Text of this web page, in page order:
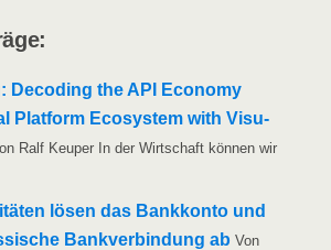
Deco­ding the API Eco­no­my
Plat­form Eco­sys­tem with Visu­
Ralf Keu­per In der Wirt­schaft kön­nen wir
lösen das Bank­kon­to und
Bank­ver­bin­dung ab Von